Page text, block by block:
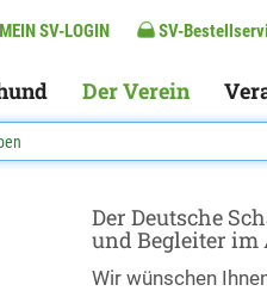
MEIN SV-LOGIN SV-
Der Verein
Der Deutsche
und Begleiter im
Wir wünschen